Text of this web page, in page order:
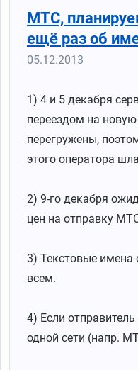
МТС,
ещё раз об
05.12.2013
1) 4 и 5 декабря
переездом на
перегружены,
этого оператора
2) 9-го декабря
цен на отправку
3) Текстовые имена
всем.
4) Если
одной сети (напр.